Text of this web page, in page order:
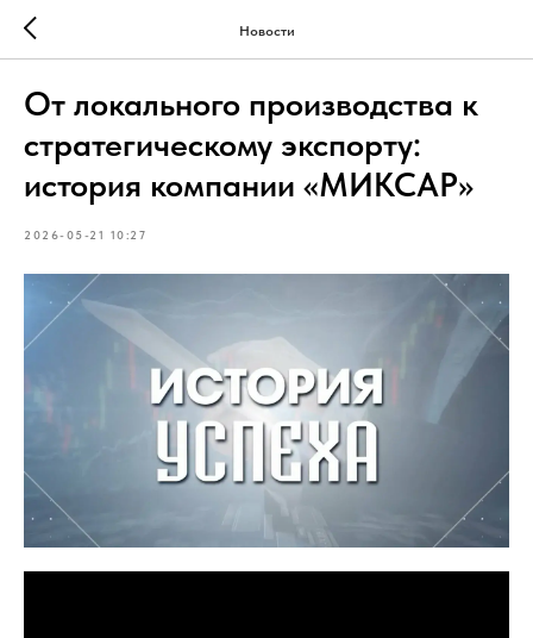
Новости
От локального производства к
стратегическому экспорту:
история компании «МИКСАР»
2026-05-21 10:27